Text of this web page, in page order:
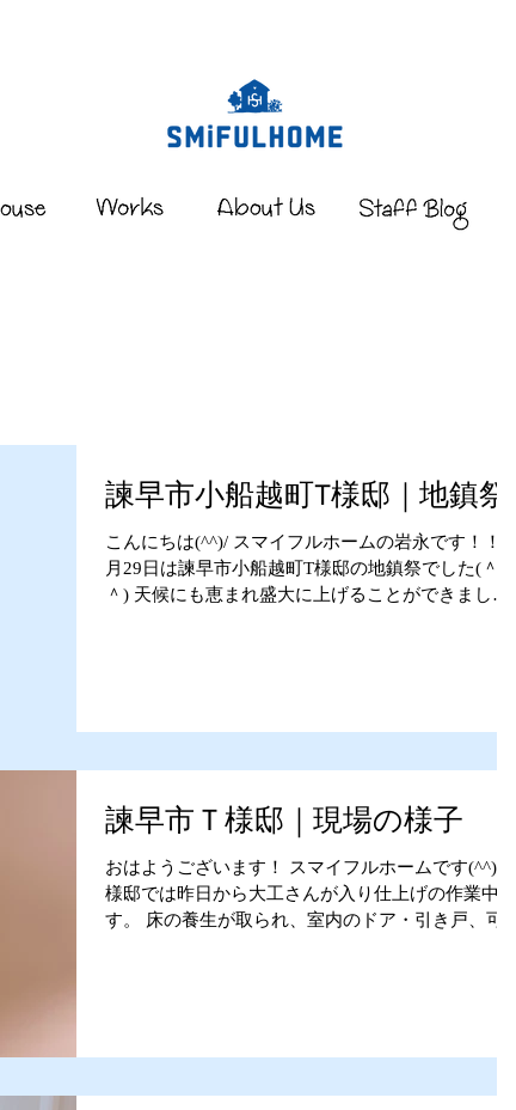
諫早市小船越町T様邸｜地鎮祭
こんにちは(^^)/ スマイフルホームの岩永です！！ 6
月29日は諫早市小船越町T様邸の地鎮祭でした(＾◇
＾) 天候にも恵まれ盛大に上げることができまし
諫早市Ｔ様邸｜現場の様子
おはようございます！ スマイフルホームです(^^)/ Ｔ
様邸では昨日から大工さんが入り仕上げの作業中で
す。 床の養生が取られ、室内のドア・引き戸、可動